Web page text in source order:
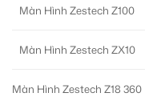
Màn Hình Zestech Z100
Màn Hình Zestech ZX10
Màn Hình Zestech Z18 360